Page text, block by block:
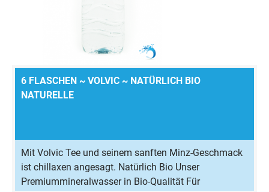
6 FLASCHEN ~ VOLVIC ~ NATÜRLICH BIO
NATURELLE
Mit Volvic Tee und seinem sanften Minz-Geschmack
ist chillaxen angesagt. Natürlich Bio Unser
Premiummineralwasser in Bio-Qualität Für